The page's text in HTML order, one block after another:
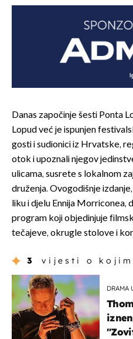
Danas započinje šesti Ponta
Lopud već je ispunjen
gosti i sudionici iz Hrvatske,
otok i upoznali njegov
ulicama, susrete s lokalnom
druženja. Ovogodišnje
liku i djelu Ennija Morriconea,
program koji objedinjuje
tečajeve, okrugle stolove i
3 vijesti o
DRAMA